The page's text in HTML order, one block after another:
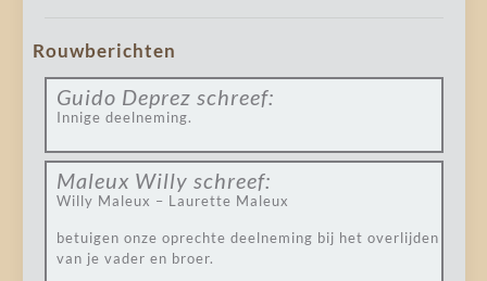
Rouwberichten
Guido Deprez schreef:
Innige deelneming.
Maleux Willy schreef:
Willy Maleux – Laurette Maleux
betuigen onze oprechte deelneming bij het overlijden
van je vader en broer.